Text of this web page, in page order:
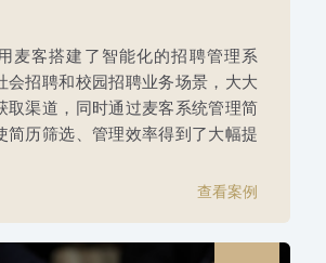
麦客搭建了智能化的招聘管理系
会招聘和校园招聘业务场景，大大
取渠道，同时通过麦客系统管理简
简历筛选、管理效率得到了大幅提
查看案例